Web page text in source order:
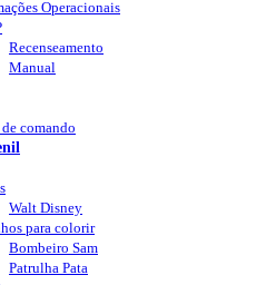
Operacionais
Recenseamento
Manual
comando
Walt Disney
para colorir
Bombeiro Sam
Patrulha Pata